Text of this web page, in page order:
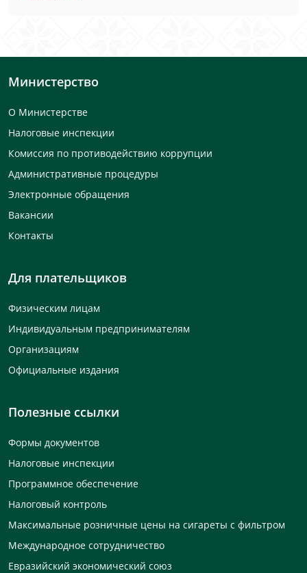
Министерство
О Министерстве
Налоговые инспекции
Комиссия по противодействию коррупции
Административные процедуры
Электронные обращения
Вакансии
Контакты
Для плательщиков
Физическим лицам
Индивидуальным предпринимателям
Организациям
Официальные издания
Полезные ссылки
Формы документов
Налоговые инспекции
Программное обеспечение
Налоговый контроль
Максимальные розничные цены на сигареты с фильтром
Международное сотрудничество
Евразийский экономический союз